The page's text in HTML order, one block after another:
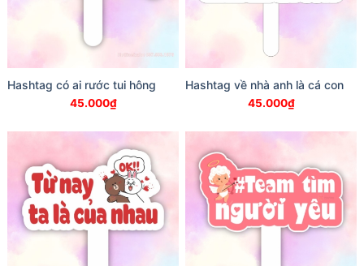
Hashtag có ai rước tui hông
45.000₫
Hashtag về nhà anh là cá con
45.000₫